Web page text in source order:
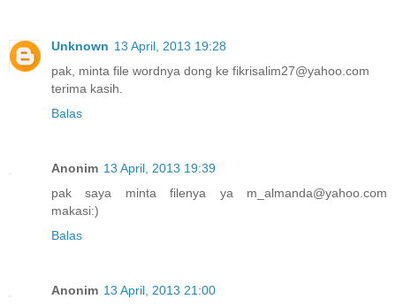
Unknown 13 April, 2013 19:28
pak, minta file wordnya dong ke fikrisalim27@yahoo.com
terima kasih.
Balas
Anonim 13 April, 2013 19:39
pak saya minta filenya ya m_almanda@yahoo.com
makasi:)
Balas
Anonim 13 April, 2013 21:00